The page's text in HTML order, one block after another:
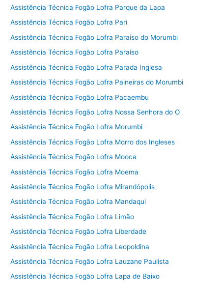
Assistência Técnica Fogão Lofra Parque da Lapa
Assistência Técnica Fogão Lofra Pari
Assistência Técnica Fogão Lofra Paraíso do Morumbi
Assistência Técnica Fogão Lofra Paraíso
Assistência Técnica Fogão Lofra Parada Inglesa
Assistência Técnica Fogão Lofra Paineiras do Morumbi
Assistência Técnica Fogão Lofra Pacaembu
Assistência Técnica Fogão Lofra Nossa Senhora do O
Assistência Técnica Fogão Lofra Morumbi
Assistência Técnica Fogão Lofra Morro dos Ingleses
Assistência Técnica Fogão Lofra Mooca
Assistência Técnica Fogão Lofra Moema
Assistência Técnica Fogão Lofra Mirandópolis
Assistência Técnica Fogão Lofra Mandaqui
Assistência Técnica Fogão Lofra Limão
Assistência Técnica Fogão Lofra Liberdade
Assistência Técnica Fogão Lofra Leopoldina
Assistência Técnica Fogão Lofra Lauzane Paulista
Assistência Técnica Fogão Lofra Lapa de Baixo